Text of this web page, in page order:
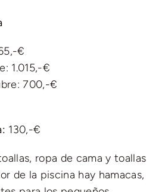
€
1.015,-€
700,-€
130,-€
ropa de cama y toallas
de la piscina hay hamacas,